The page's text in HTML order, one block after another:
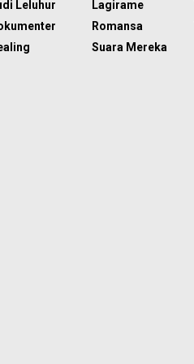
Leluhur
Lagirame
Romansa
Suara Mereka